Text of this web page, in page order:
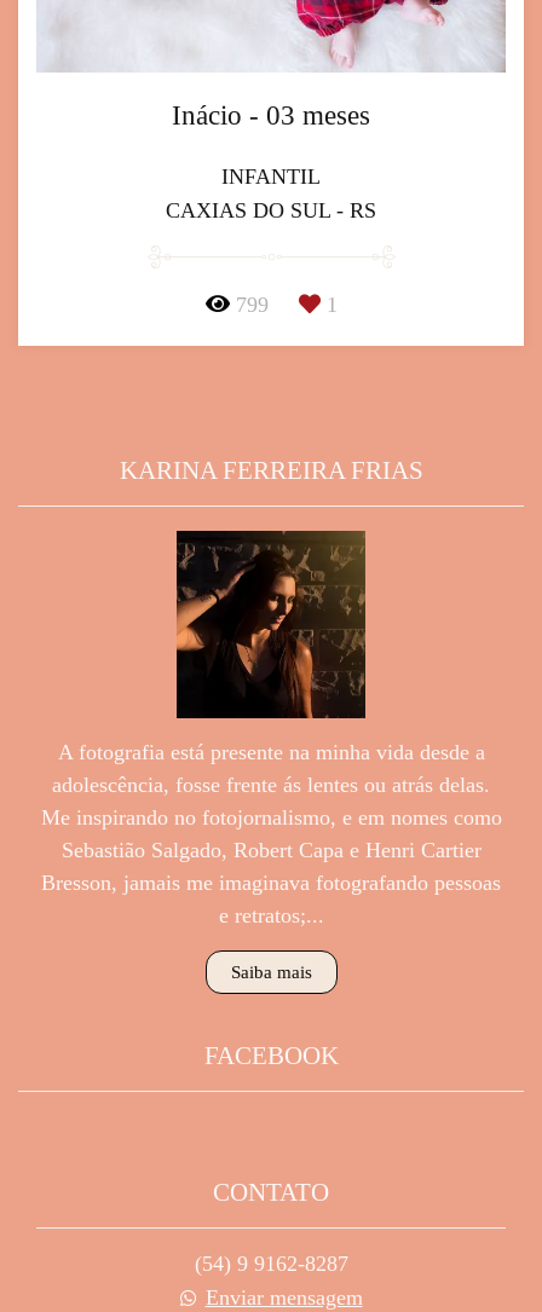
Inácio - 03 meses
INFANTIL
CAXIAS DO SUL - RS
799 1
KARINA FERREIRA FRIAS
A fotografia está presente na minha vida desde a
adolescência, fosse frente ás lentes ou atrás delas.
Me inspirando no fotojornalismo, e em nomes como
Sebastião Salgado, Robert Capa e Henri Cartier
Bresson, jamais me imaginava fotografando pessoas
e retratos;...
Saiba mais
FACEBOOK
CONTATO
(54) 9 9162-8287
Enviar mensagem